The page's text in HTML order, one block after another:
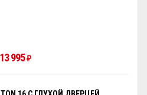
13 995₽